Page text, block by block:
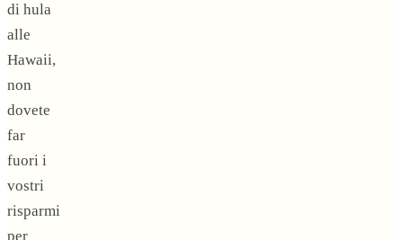
di hula
alle
Hawaii,
non
dovete
far
fuori i
vostri
risparmi
per